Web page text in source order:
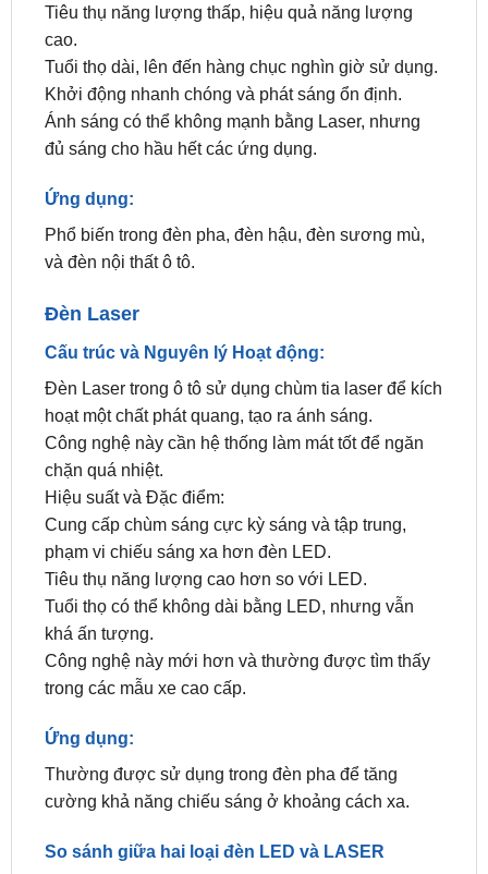
Tuổi thọ dài, lên đến hàng chục nghìn giờ sử dụng.
Khởi động nhanh chóng và phát sáng ổn định.
Ánh sáng có thể không mạnh bằng Laser, nhưng
đủ sáng cho hầu hết các ứng dụng.
Ứng dụng:
và đèn nội thất ô tô.
Đèn Laser
hoạt một chất phát quang, tạo ra ánh sáng.
Công nghệ này cần hệ thống làm mát tốt để ngăn
chặn quá nhiệt.
Hiệu suất và Đặc điểm:
Cung cấp chùm sáng cực kỳ sáng và tập trung,
phạm vi chiếu sáng xa hơn đèn LED.
Tiêu thụ năng lượng cao hơn so với LED.
Tuổi thọ có thể không dài bằng LED, nhưng vẫn
khá ấn tượng.
Công nghệ này mới hơn và thường được tìm thấy
trong các mẫu xe cao cấp.
Ứng dụng:
cường khả năng chiếu sáng ở khoảng cách xa.
So sánh giữa hai loại đèn LED và LASER
CHÍ
ĐÈN LED ĐÈN LASER